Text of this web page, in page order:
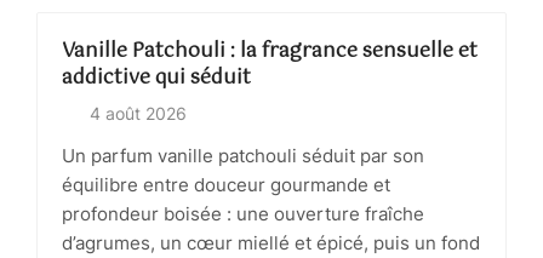
Vanille Patchouli : la fragrance sensuelle et
addictive qui séduit
4 août 2026
Un parfum vanille patchouli séduit par son
équilibre entre douceur gourmande et
profondeur boisée : une ouverture fraîche
d’agrumes, un cœur miellé et épicé, puis un fond